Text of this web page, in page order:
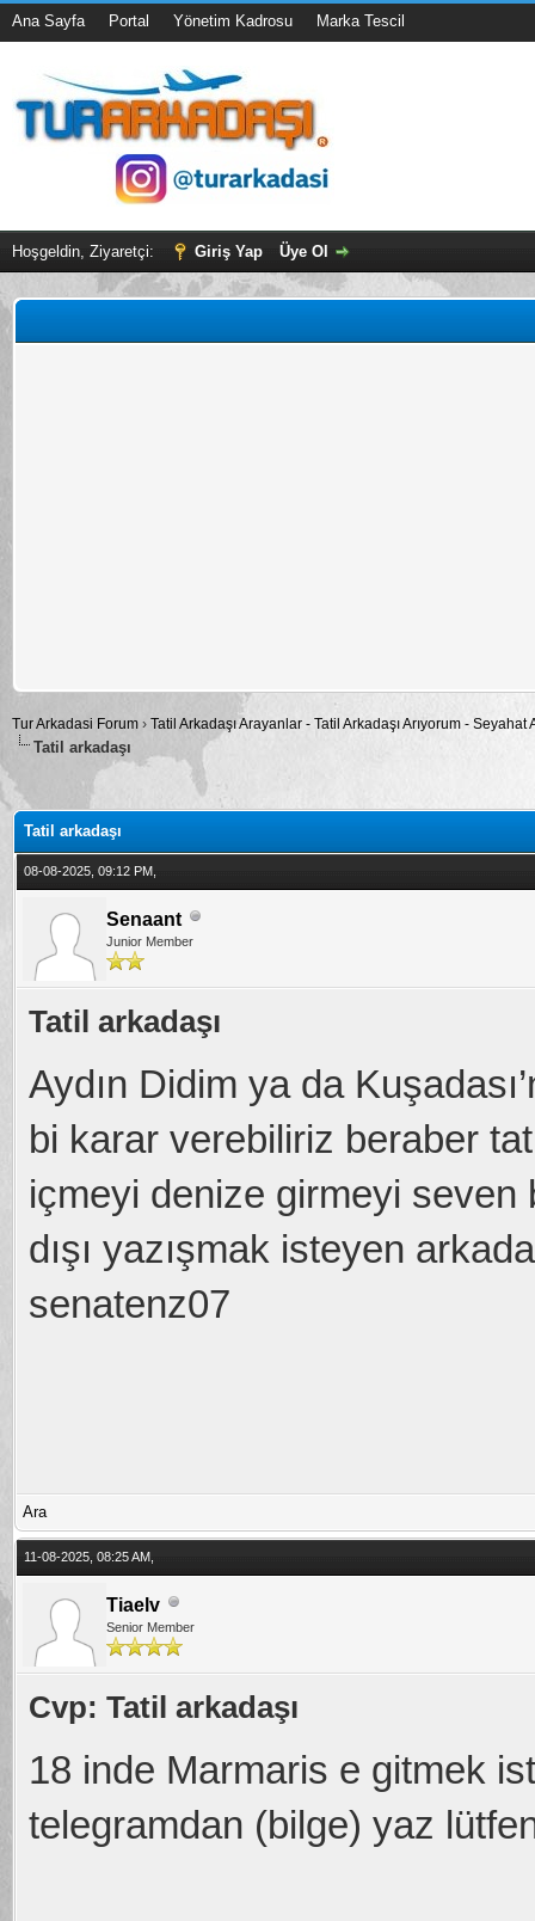
Ana Sayfa Portal Yönetim Kadrosu Marka Tescil
Hoşgeldin, Ziyaretçi: Giriş Yap Üye Ol
Tur Arkadasi Forum › Tatil Arkadaşı Arayanlar - Tatil Arkadaşı Arıyorum -
Tatil arkadaşı
0
Tatil arkadaşı
08-08-2025, 09:12 PM,
Senaant
Junior Member
Tatil arkadaşı
Aydın Didim ya da
bi karar verebiliriz beraber
içmeyi denize girmeyi seven
dışı yazışmak isteyen
senatenz07
Ara
11-08-2025, 08:25 AM,
Tiaelv
Senior Member
Cvp: Tatil arkadaşı
18 inde Marmaris e gitmek
telegramdan (bilge) yaz